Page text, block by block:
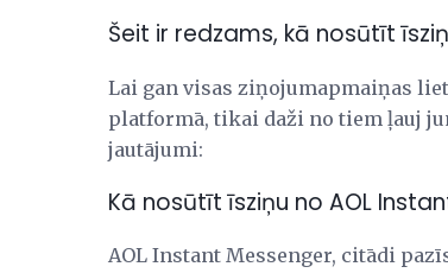
Šeit ir redzams, kā nosūtīt
Lai gan visas ziņojumapmaiņas
platformā, tikai daži no tiem ļauj
jautājumi:
Kā nosūtīt īsziņu no AOL
AOL Instant Messenger, citādi